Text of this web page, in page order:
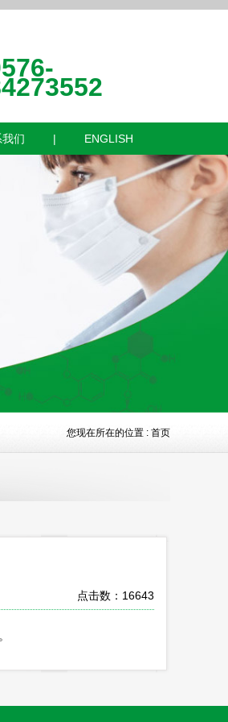
们 | ENGLISH
您现在所在的位置 : 首页
点击数：16643